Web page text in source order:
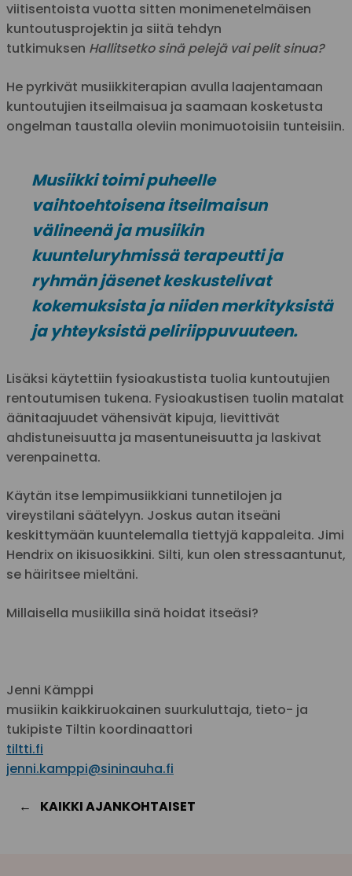
viitisentoista vuotta sitten monimenetelmäisen
kuntoutusprojektin ja siitä tehdyn
tutkimuksen Hallitsetko sinä pelejä vai pelit sinua?
He pyrkivät musiikkiterapian avulla laajentamaan
kuntoutujien itseilmaisua ja saamaan kosketusta
ongelman taustalla oleviin monimuotoisiin tunteisiin.
Musiikki toimi puheelle
vaihtoehtoisena itseilmaisun
välineenä ja musiikin
kuunteluryhmissä terapeutti ja
ryhmän jäsenet keskustelivat
kokemuksista ja niiden merkityksistä
ja yhteyksistä peliriippuvuuteen.
Lisäksi käytettiin fysioakustista tuolia kuntoutujien
rentoutumisen tukena. Fysioakustisen tuolin matalat
äänitaajuudet vähensivät kipuja, lievittivät
ahdistuneisuutta ja masentuneisuutta ja laskivat
verenpainetta.
Käytän itse lempimusiikkiani tunnetilojen ja
vireystilani säätelyyn. Joskus autan itseäni
keskittymään kuuntelemalla tiettyjä kappaleita. Jimi
Hendrix on ikisuosikkini. Silti, kun olen stressaantunut,
se häiritsee mieltäni.
Millaisella musiikilla sinä hoidat itseäsi?
Jenni Kämppi
musiikin kaikkiruokainen suurkuluttaja, tieto- ja
tukipiste Tiltin koordinaattori
tiltti.fi
jenni.kamppi@sininauha.fi
KAIKKI AJANKOHTAISET